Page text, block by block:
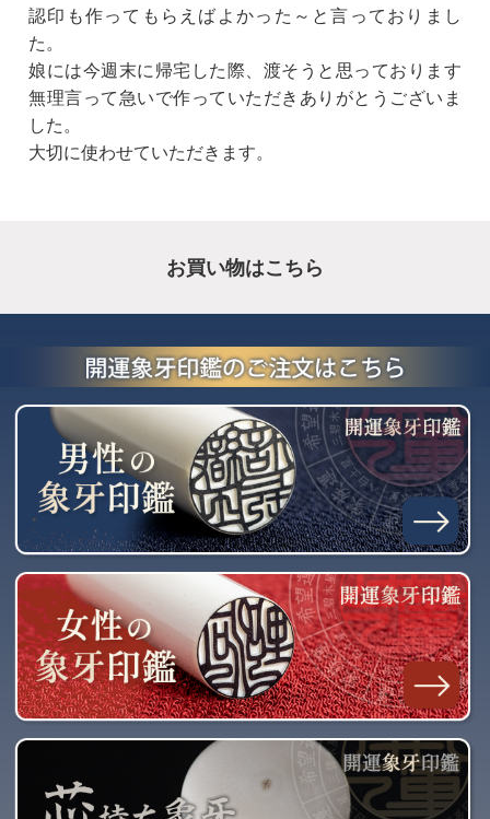
認印も作ってもらえばよかった～と言っておりまし
た。
娘には今週末に帰宅した際、渡そうと思っております
無理言って急いで作っていただきありがとうございま
した。
大切に使わせていただきます。
お買い物はこちら